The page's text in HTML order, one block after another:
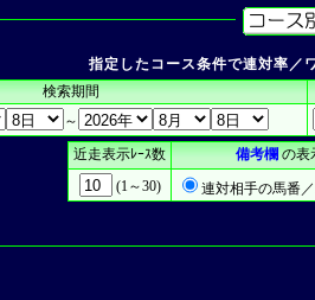
指定したコース条件で連対率／
検索期間
～
近走表示ﾚｰｽ数
備考欄の表
(1～30)
連対相手の馬番